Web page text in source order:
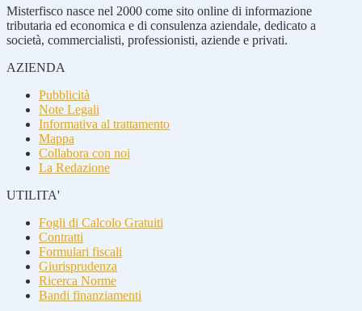
Misterfisco nasce nel 2000 come sito online di informazione
tributaria ed economica e di consulenza aziendale, dedicato a
società, commercialisti, professionisti, aziende e privati.
AZIENDA
Pubblicità
Note Legali
Informativa al trattamento
Mappa
Collabora con noi
La Redazione
UTILITA'
Fogli di Calcolo Gratuiti
Contratti
Formulari fiscali
Giurisprudenza
Ricerca Norme
Bandi finanziamenti